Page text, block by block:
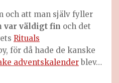
och att man själv fyller
var väldigt fin och det
Rituals
för då hade de kanske
adventskalender blev…